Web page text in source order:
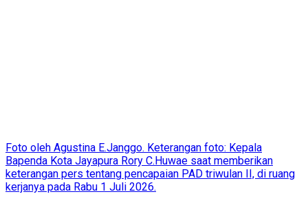
Foto oleh Agustina E.Janggo. Keterangan foto: Kepala
Bapenda Kota Jayapura Rory C.Huwae saat memberikan
keterangan pers tentang pencapaian PAD triwulan II, di ruang
kerjanya pada Rabu 1 Juli 2026.